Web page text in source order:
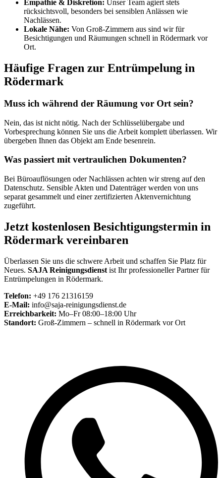
Empathie & Diskretion: Unser Team agiert stets
rücksichtsvoll, besonders bei sensiblen Anlässen wie
Nachlässen.
Lokale Nähe: Von Groß-Zimmern aus sind wir für
Besichtigungen und Räumungen schnell in Rödermark vor
Ort.
Häufige Fragen zur Entrümpelung in
Rödermark
Muss ich während der Räumung vor Ort sein?
Nein, das ist nicht nötig. Nach der Schlüsselübergabe und
Vorbesprechung können Sie uns die Arbeit komplett überlassen. Wir
übergeben Ihnen das Objekt am Ende besenrein.
Was passiert mit vertraulichen Dokumenten?
Bei Büroauflösungen oder Nachlässen achten wir streng auf den
Datenschutz. Sensible Akten und Datenträger werden von uns
separat gesammelt und einer zertifizierten Aktenvernichtung
zugeführt.
Jetzt kostenlosen Besichtigungstermin in
Rödermark vereinbaren
Überlassen Sie uns die schwere Arbeit und schaffen Sie Platz für
Neues. SAJA Reinigungsdienst ist Ihr professioneller Partner für
Entrümpelungen in Rödermark.
Telefon: +49 176 21316159
E-Mail: info@saja-reinigungsdienst.de
Erreichbarkeit: Mo–Fr 08:00–18:00 Uhr
Standort: Groß-Zimmern – schnell in Rödermark vor Ort